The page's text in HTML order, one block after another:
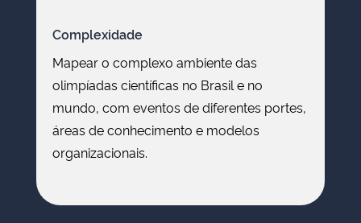
Complexidade
Mapear o complexo ambiente das
olimpíadas científicas no Brasil e no
mundo, com eventos de diferentes portes,
áreas de conhecimento e modelos
organizacionais.